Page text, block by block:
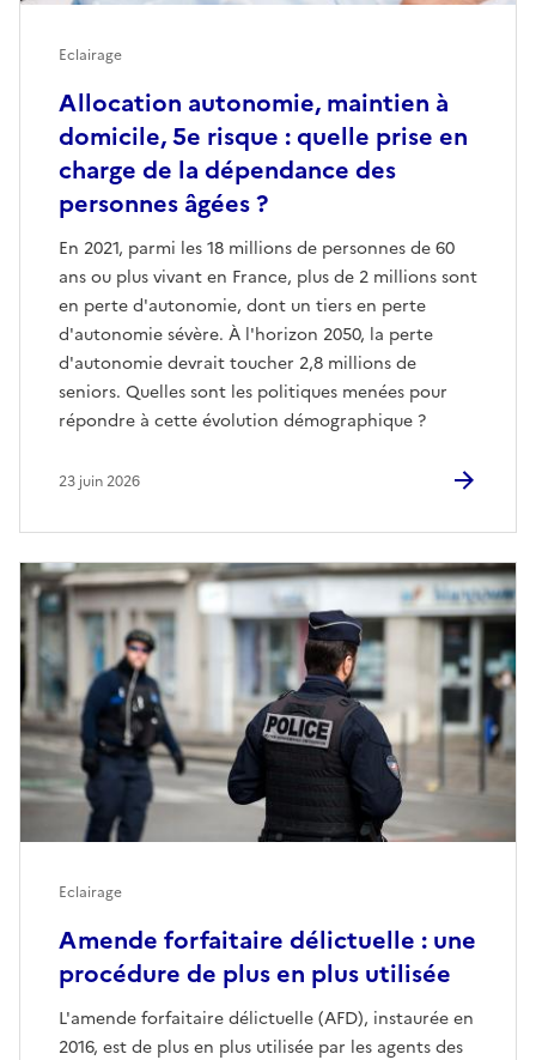
Allocation autonomie, maintien à
domicile, 5e risque : quelle prise en
charge de la dépendance des
personnes âgées ?
En 2021, parmi les 18 millions de personnes de 60
ans ou plus vivant en France, plus de 2 millions sont
en perte d'autonomie, dont un tiers en perte
d'autonomie sévère. À l'horizon 2050, la perte
d'autonomie devrait toucher 2,8 millions de
seniors. Quelles sont les politiques menées pour
répondre à cette évolution démographique ?
Eclairage
23 juin 2026
Amende forfaitaire délictuelle : une
procédure de plus en plus utilisée
L'amende forfaitaire délictuelle (AFD), instaurée en
2016, est de plus en plus utilisée par les agents des
Eclairage